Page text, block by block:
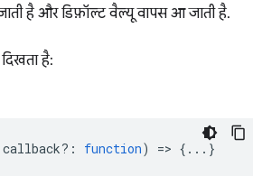
है और डिफ़ॉल्ट वैल्यू वापस आ जाती है.
है:
callback? : function) => {...}